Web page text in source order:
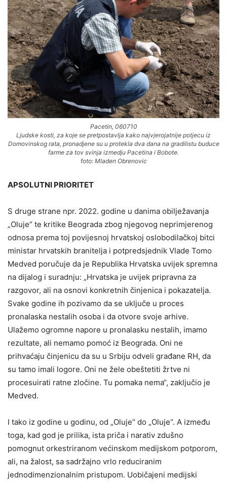
Pacetin, 060710
Ljudske kosti, za koje se pretpostavlja kako najvjerojatnije potjecu iz
Domovinskog rata, pronadjene su u protekla dva dana na gradilistu buduce
farme za tov svinja izmedju Pacetina i Bobote.
foto: Mladen Obrenovic
APSOLUTNI PRIORITET
S druge strane npr. 2022. godine u danima obilježavanja
„Oluje“ te kritike Beograda zbog njegovog neprimjerenog
odnosa prema toj povijesnoj hrvatskoj oslobodilačkoj bitci
ministar hrvatskih branitelja i potpredsjednik Vlade Tomo
Medved poručuje da je Republika Hrvatska uvijek spremna
na dijalog i suradnju: „Hrvatska je uvijek pripravna za
razgovor, ali na osnovi konkretnih činjenica i pokazatelja.
Svake godine ih pozivamo da se uključe u proces
pronalaska nestalih osoba i da otvore svoje arhive.
Ulažemo ogromne napore u pronalasku nestalih, imamo
rezultate, ali nemamo pomoć iz Beograda. Oni ne
prihvaćaju činjenicu da su u Srbiju odveli građane RH, da
su tamo imali logore. Oni ne žele obeštetiti žrtve ni
procesuirati ratne zločine. Tu pomaka nema“, zaključio je
Medved.
I tako iz godine u godinu, od „Oluje“ do „Oluje“. A između
toga, kad god je prilika, ista priča i narativ zdušno
pomognut orkestriranom većinskom medijskom potporom,
ali, na žalost, sa sadržajno vrlo reduciranim
jednodimenzionalnim pristupom. Uobičajeni medijski